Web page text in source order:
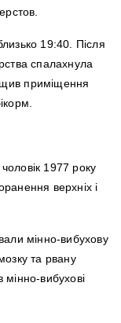
19:40. Після
спалахнула
приміщення
1977 року
верхніх і
мінно-вибухову
та рвану
вибухові